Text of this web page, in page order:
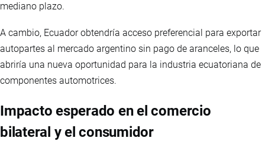
mediano plazo.
A cambio, Ecuador obtendría acceso preferencial para exportar
autopartes al mercado argentino sin pago de aranceles, lo que
abriría una nueva oportunidad para la industria ecuatoriana de
componentes automotrices.
Impacto esperado en el comercio
bilateral y el consumidor